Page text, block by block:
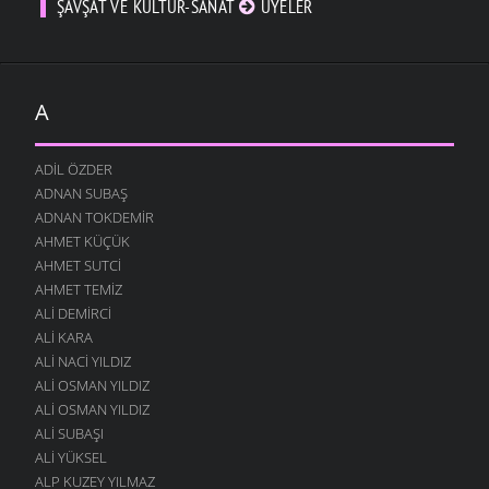
ŞAVŞAT VE KÜLTÜR-SANAT ÜYELER
A
ADIL ÖZDER
ADNAN SUBAŞ
ADNAN TOKDEMIR
AHMET KÜÇÜK
AHMET SUTCI
AHMET TEMIZ
ALI DEMIRCI
ALI KARA
ALI NACI YILDIZ
ALI OSMAN YILDIZ
ALI OSMAN YILDIZ
ALI SUBAŞI
ALI YÜKSEL
ALP KUZEY YILMAZ